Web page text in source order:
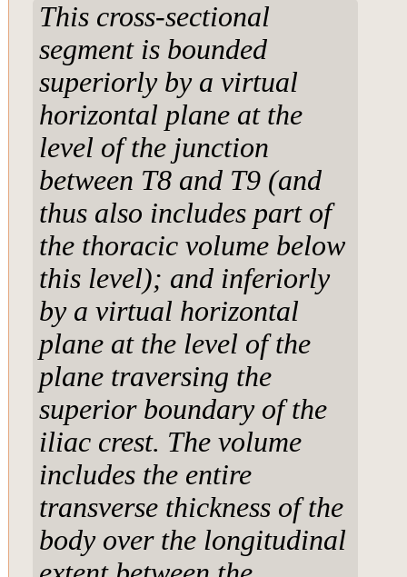
This cross-sectional
segment is bounded
superiorly by a virtual
horizontal plane at the
level of the junction
between T8 and T9 (and
thus also includes part of
the thoracic volume below
this level); and inferiorly
by a virtual horizontal
plane at the level of the
plane traversing the
superior boundary of the
iliac crest. The volume
includes the entire
transverse thickness of the
body over the longitudinal